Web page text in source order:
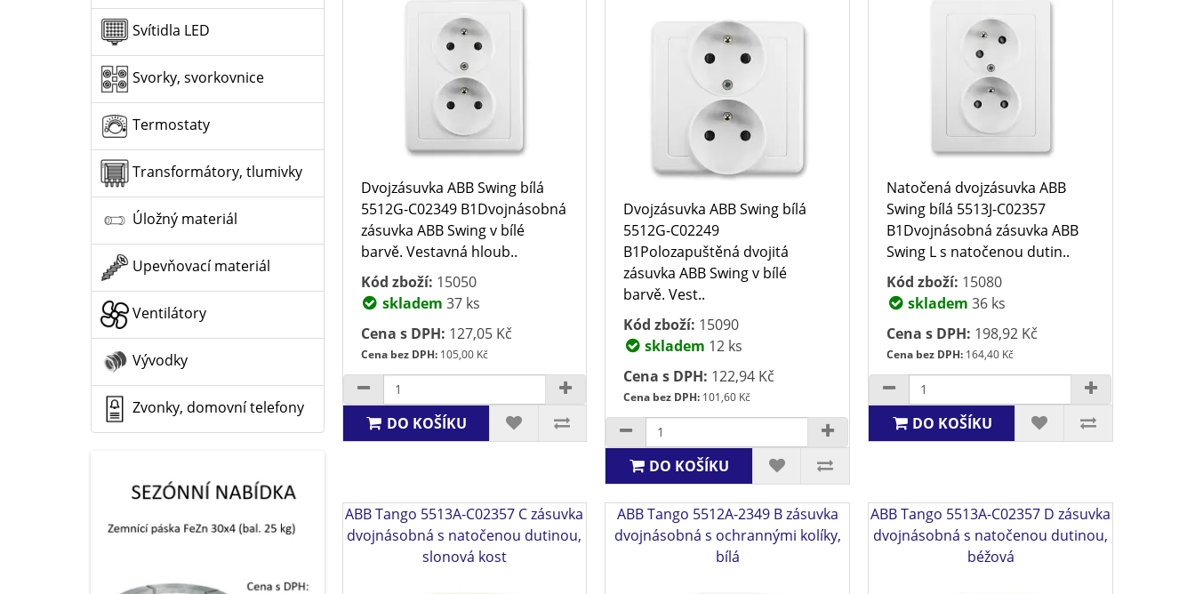
Svítidla LED
Svorky, svorkovnice
Termostaty
Transformátory, tlumivky
Úložný materiál
Upevňovací materiál
Ventilátory
Vývodky
Zvonky, domovní telefony
Dvojzásuvka ABB Swing bílá
5512G-C02349 B1Dvojnásobná
zásuvka ABB Swing v bílé
barvě. Vestavná hloub..
Kód zboží: 15050
skladem 37 ks
Cena s DPH: 127,05 Kč
Cena bez DPH:105,00 Kč
DO KOŠÍKU
Dvojzásuvka ABB Swing bílá
5512G-C02249
B1Polozapuštěná dvojitá
zásuvka ABB Swing v bílé
barvě. Vest..
Kód zboží: 15090
skladem 12 ks
Cena s DPH: 122,94 Kč
Cena bez DPH: 101,60 Kč
DO KOŠÍKU
Natočená dvojzásuvka ABB
Swing bílá 5513J-C02357
B1Dvojnásobná zásuvka ABB
Swing L s natočenou dutin..
Kód zboží: 15080
skladem 36 ks
Cena s DPH: 198,92 Kč
Cena bez DPH: 164,40 Kč
DO KOŠÍKU
ABB Tango 5513A-C02357 C zásuvka
dvojnásobná s natočenou dutinou,
slonová kost
ABB Tango 5512A-2349 B zásuvka
dvojnásobná s ochrannými kolíky,
bílá
ABB Tango 5513A-C02357 D zásuvka
dvojnásobná s natočenou dutinou,
béžová